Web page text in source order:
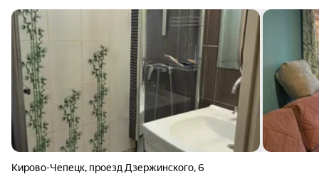
Кирово-Чепецк, проезд Дзержинского,6